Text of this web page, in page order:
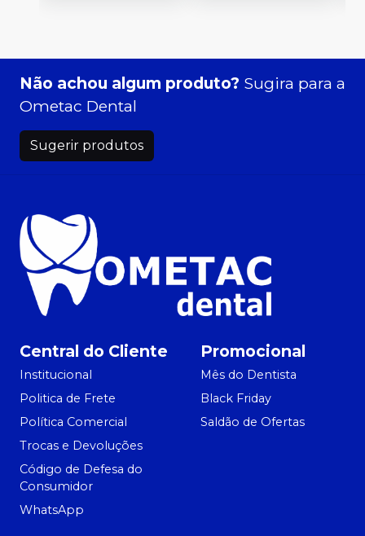
Não achou algum produto? Sugira para a
Ometac Dental
Sugerir produtos
Central do Cliente
Institucional
Politica de Frete
Política Comercial
Trocas e Devoluções
Código de Defesa do
Consumidor
WhatsApp
Promocional
Mês do Dentista
Black Friday
Saldão de Ofertas